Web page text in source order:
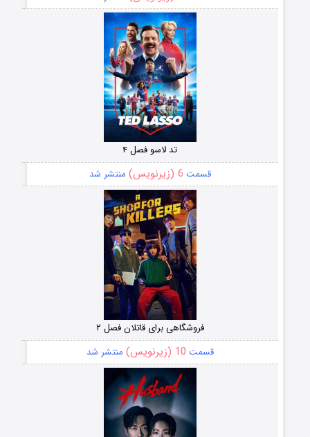
تد لاسو فصل ۴
قسمت 6 (زیرنویس) منتشر شد
فروشگاهی برای قاتلان فصل ۲
قسمت 10 (زیرنویس) منتشر شد